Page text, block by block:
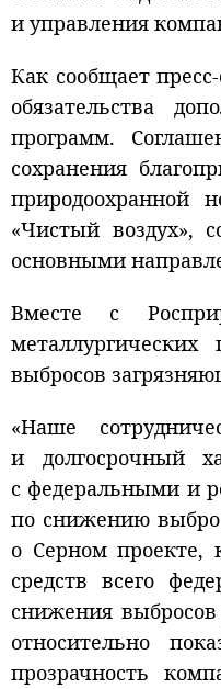
и управления
Как сообщает
обязательства
программ.
сохранения
природоохранной
«Чистый воздух»,
основными
Вместе с
выбросов
«Наше
и долгосрочный
с федеральными и
по снижению
о Серном проекте,
средств всего
снижения
относительно
прозрачность